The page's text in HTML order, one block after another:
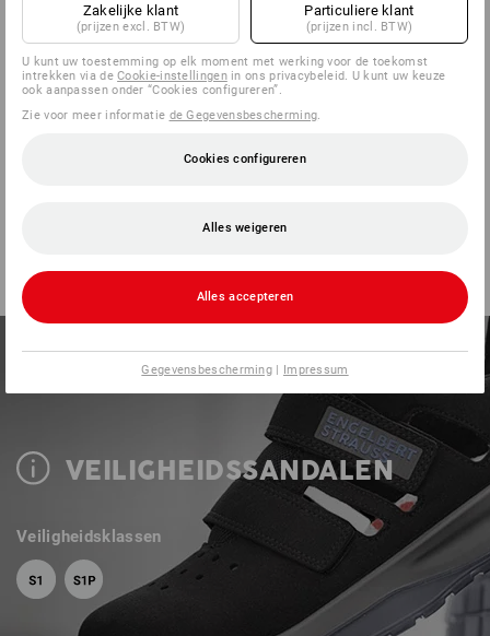
€ 76,11
(incl. BTW) v.a. 20 paar
U hebt al 7 van 7 items bekeken.
VEILIGHEIDSSANDALEN
Veiligheidsklassen
Zakelijke klant
(prijzen excl. BTW)
Particuliere klant
(prijzen incl. BTW)
U kunt uw toestemming op elk moment met werking voor de toekomst
intrekken via deCookie-instellingenin ons privacybeleid. U kunt uw keuze
ook aanpassen onder “Cookies configureren”.
Zie voor meer informatie de Gegevensbescherming
Cookies configureren
Alles weigeren
Alles accepteren
Gegevensbescherming | Impressum